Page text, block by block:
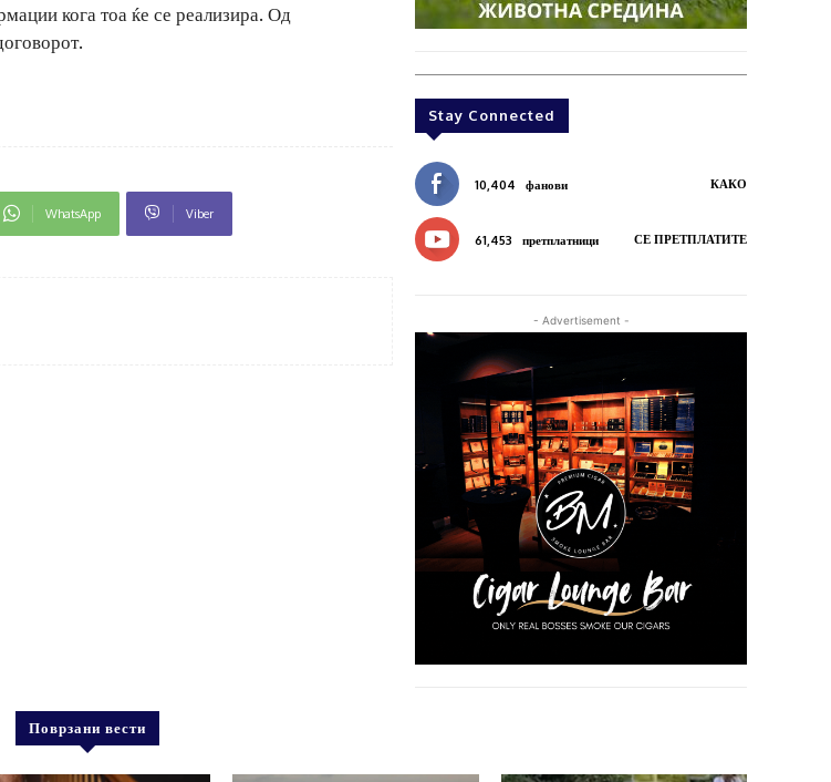
кога тоа ќе се реализира. Од
WhatsApp Viber
Stay Connected
10,404 фанови КАКО
61,453 претплатници СЕ ПРЕТПЛАТИТЕ
- Advertisement -
Поврзани вести